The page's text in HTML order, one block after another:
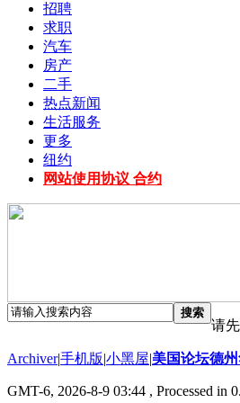
招聘
求职
汽车
房产
二手
热点新闻
生活服务
更多
纽约
网站使用协议 合约
搜索
请
Archiver|手机版|小黑屋|美国论坛德
GMT-6, 2026-8-9 03:44 , Processed in